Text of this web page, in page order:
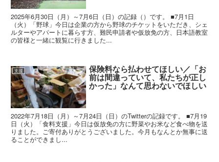
2025年6月30日（月）～7月6日（日）の記録（）です。 ■7月1日
（火）「野球」今日は企業の方から野球のチケットをいただき、シェ
ルターやアパートに暮らす方、難民申請者や仮放免の方、日本語教室
の皆様と一緒に観覧に行きました...
支援 保険料なら払わせてほしい／「お
前は間違っていて、私たちが正し
かった」なんて思わないでほしい
2022年7月18日（月）～7月24日（日）のTwitterの記録です。 ■7月19
日（火）「食料支援」今日は仮放免の方に野菜やお米など食べ物を送
りました。ご寄付ありがとうございました。今月もなんとか無事に送
ることができまし...